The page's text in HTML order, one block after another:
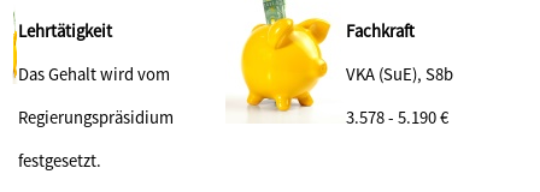
Lehrtätigkeit
Das Gehalt wird vom
Regierungspräsidium
festgesetzt.
Fachkraft
VKA (SuE), S8b
3.578 - 5.190 €